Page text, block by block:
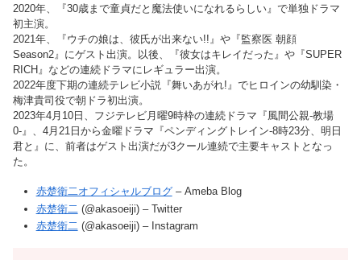
2020年、『30歳まで童貞だと魔法使いになれるらしい』で単独ドラマ
初主演。
2021年、『ウチの娘は、彼氏が出来ない!!』や『監察医 朝顔
Season2』にゲスト出演。以後、『彼女はキレイだった』や『SUPER
RICH』などの連続ドラマにレギュラー出演。
2022年度下期の連続テレビ小説『舞いあがれ!』でヒロインの幼馴染・
梅津貴司役で朝ドラ初出演。
2023年4月10日、フジテレビ月曜9時枠の連続ドラマ『風間公親-教場
0-』、4月21日から金曜ドラマ『ペンディングトレイン-8時23分、明日
君と』に、前者はゲスト出演だが3クール連続で主要キャストとなっ
た。
赤楚衛二オフィシャルブログ– Ameba Blog
赤楚衛二 (@akasoeiji) – Twitter
赤楚衛二(@akasoeiji) – Instagram